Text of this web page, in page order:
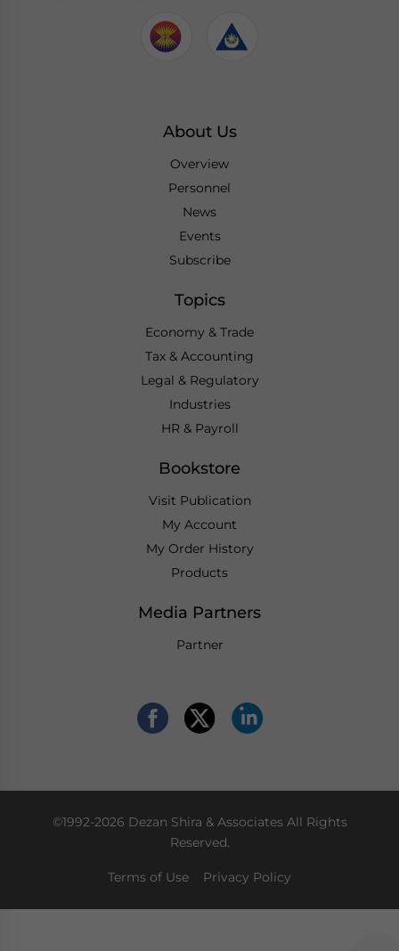
About Us
Overview
Personnel
News
Events
Subscribe
Topics
Economy & Trade
Tax & Accounting
Legal & Regulatory
Industries
HR & Payroll
Bookstore
Visit Publication
My Account
My Order History
Products
Media Partners
Partner
©1992-2026 Dezan Shira & Associates All Rights
Reserved.
Terms of Use Privacy Policy